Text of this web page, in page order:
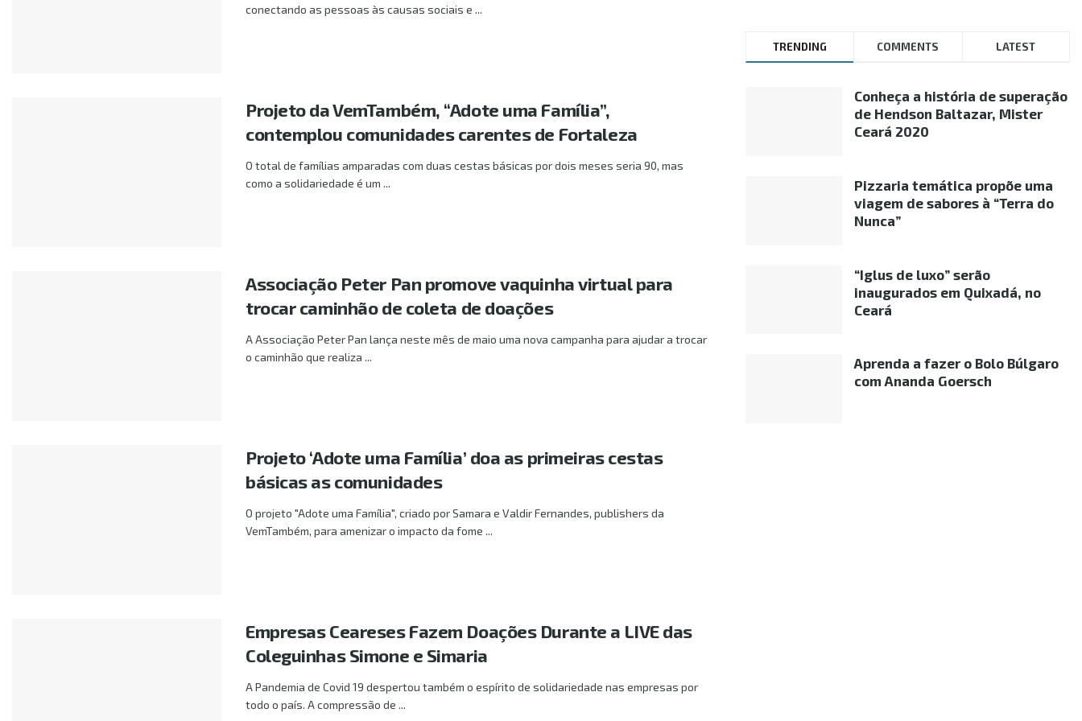
conectando as pessoas às causas sociais e ...
Projeto da VemTambém, “Adote uma Família”,
contemplou comunidades carentes de Fortaleza
O total de famílias amparadas com duas cestas básicas por dois meses seria 90, mas
como a solidariedade é um ...
Associação Peter Pan promove vaquinha virtual para
trocar caminhão de coleta de doações
A Associação Peter Pan lança neste mês de maio uma nova campanha para ajudar a trocar
o caminhão que realiza ...
Projeto ‘Adote uma Família’ doa as primeiras cestas
básicas as comunidades
O projeto "Adote uma Família", criado por Samara e Valdir Fernandes, publishers da
VemTambém, para amenizar o impacto da fome ...
Empresas Ceareses Fazem Doações Durante a LIVE das
Coleguinhas Simone e Simaria
A Pandemia de Covid 19 despertou também o espírito de solidariedade nas empresas por
todo o país. A compressão de ...
TRENDING COMMENTS LATEST
Conheça a história de superação
de Hendson Baltazar, Mister
Ceará 2020
Pizzaria temática propõe uma
viagem de sabores à “Terra do
Nunca”
“Iglus de luxo” serão
inaugurados em Quixadá, no
Ceará
Aprenda a fazer o Bolo Búlgaro
com Ananda Goersch